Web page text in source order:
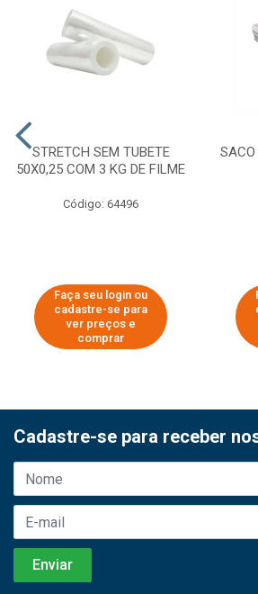
STRETCH SEM TUBETE
50X0,25 COM 3 KG DE FILME
Código: 64496
Faça seu login ou
cadastre-se para
ver preços e
comprar
Cadastre-se para receber